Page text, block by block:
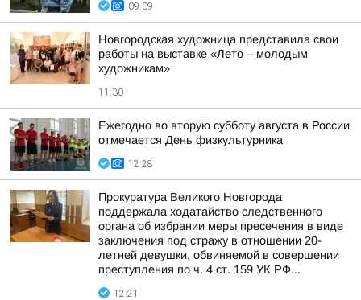
09:09
Новгородская художница представила свои
работы на выставке «Лето – молодым
художникам»
11:30
Ежегодно во вторую субботу августа в России
отмечается День физкультурника
12:28
Прокуратура Великого Новгорода
поддержала ходатайство следственного
органа об избрании меры пресечения в виде
заключения под стражу в отношении 20-
летней девушки, обвиняемой в совершении
преступления по ч. 4 ст. 159 УК РФ...
12:21